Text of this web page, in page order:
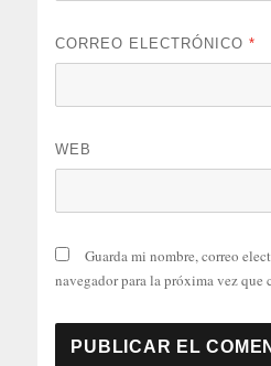
CORREO ELECTRÓNICO*
WEB
Guarda mi nombre, correo
navegador para la próxima vez que